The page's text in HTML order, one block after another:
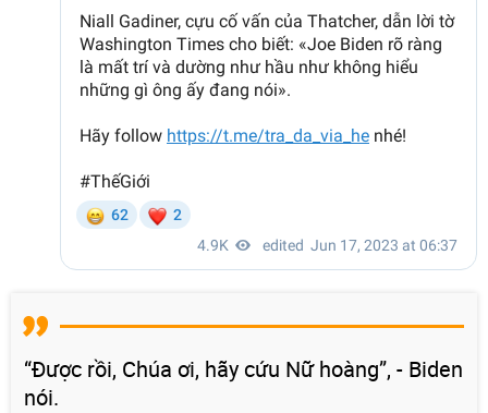
“Được rồi, Chúa ơi, hãy cứu Nữ hoàng”, - Biden
nói.